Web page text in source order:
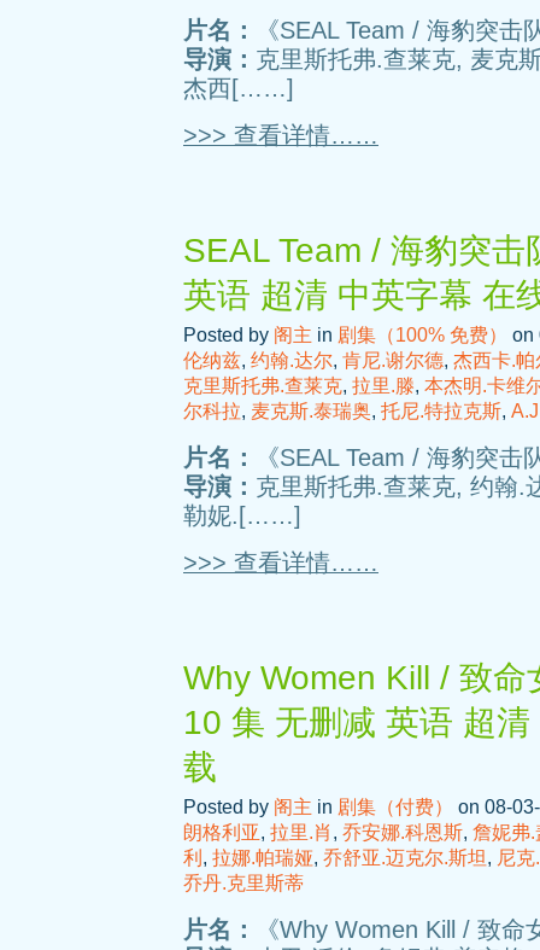
片名：
《SEAL Team / 海豹突击
导演： 克里斯托弗.查莱克, 麦克
杰西[……]
>>> 查看详情……
SEAL Team / 海豹突
英语 超清 中英字幕 在
Posted by 阁主 in 剧集（100% 免费）
on
伦纳兹, 约翰.达尔, 肯尼.谢尔德, 杰西卡.帕
克里斯托弗.查莱克, 拉里.滕, 本杰明.卡维
尔科拉, 麦克斯.泰瑞奥, 托尼.特拉克斯,
片名：
《SEAL Team / 海豹突击
导演： 克里斯托弗.查莱克, 约翰.
勒妮.[……]
>>> 查看详情……
Why Women Kill / 致
10 集 无删减 英语 超
载
Posted by 阁主 in 剧集（付费）
on 08-
朗格利亚, 拉里.肖 , 乔安娜.科恩斯, 詹妮弗.
利 , 拉娜.帕瑞娅, 乔舒亚.迈克尔.斯坦 , 尼
乔丹.克里斯蒂
片名：
《Why Women Kill / 致